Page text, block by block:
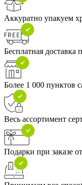
Аккуратно упакуем
Бесплатная доставка
Более 1 000 пунктов
Весь ассортимент
Подарки при заказе